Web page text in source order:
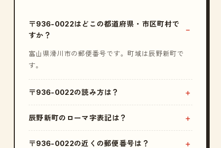
〒936-0022はどこの都道府県・市区町村で
すか？
富山県滑川市の郵便番号です。町域は辰野新町で
す。
〒936-0022の読み方は？
辰野新町のローマ字表記は？
〒936-0022の近くの郵便番号は？